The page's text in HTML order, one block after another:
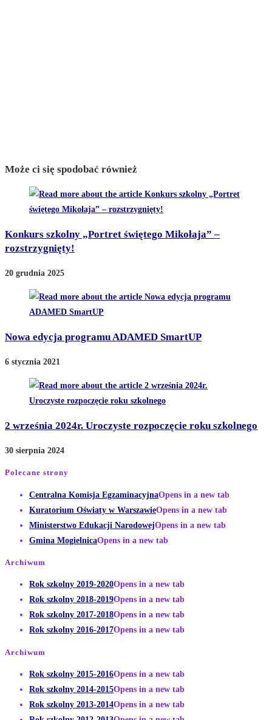
Może ci się spodobać również
Konkurs szkolny „Portret świętego Mikołaja” –
rozstrzygnięty!
20 grudnia 2025
Nowa edycja programu ADAMED SmartUP
6 stycznia 2021
2 września 2024r. Uroczyste rozpoczęcie roku szkolnego
30 sierpnia 2024
Polecane strony
Centralna Komisja EgzaminacyjnaOpens in a new tab
Kuratorium Oświaty w WarszawieOpens in a new tab
Ministerstwo Edukacji NarodowejOpens in a new tab
Gmina MogielnicaOpens in a new tab
Archiwum
Rok szkolny 2019-2020Opens in a new tab
Rok szkolny 2018-2019Opens in a new tab
Rok szkolny 2017-2018Opens in a new tab
Rok szkolny 2016-2017Opens in a new tab
Archiwum
Rok szkolny 2015-2016Opens in a new tab
Rok szkolny 2014-2015Opens in a new tab
Rok szkolny 2013-2014Opens in a new tab